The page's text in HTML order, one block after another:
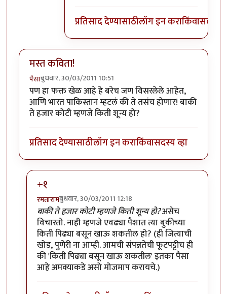
प्रतिसाद देण्यासाठीलॉग इन कराकिंवासदस्य
मस्त कविता!
पैसाबुधवार, 30/03/2011 10:51
पण हा फक्त खेळ आहे हे बरेच जण विसरलेले आहेत,
आणि भारत पाकिस्तान म्हटलं की ते तसंच होणार! बाकी
ते हजार कोटी म्हणजे किती शून्य हो?
प्रतिसाद देण्यासाठीलॉग इन कराकिंवासदस्य व्हा
+१
रमतारामबुधवार, 30/03/2011 12:18
In reply toमस्त कविता!byपैसा
बाकी ते हजार कोटी म्हणजे किती शून्य हो?असेच
विचारतो. नाही म्हणजे एवढ्या पैशात त्या बुकीच्या
किती पिढ्या बसून खाऊ शकतील हो? (ही जित्याची
खोड, पुणेरी ना आम्ही. आमची संपन्नतेची फूटपट्टीच ही
की 'किती पिढ्या बसून खाऊ शकतील' इतका पैसा
आहे अमक्याकडे असो मोजमाप करायचे.)